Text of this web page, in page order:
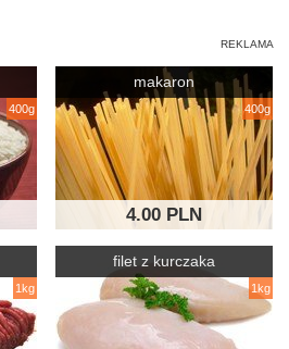
400g
makaron
400g
4.00 PLN
1kg
filet z kurczaka
1kg